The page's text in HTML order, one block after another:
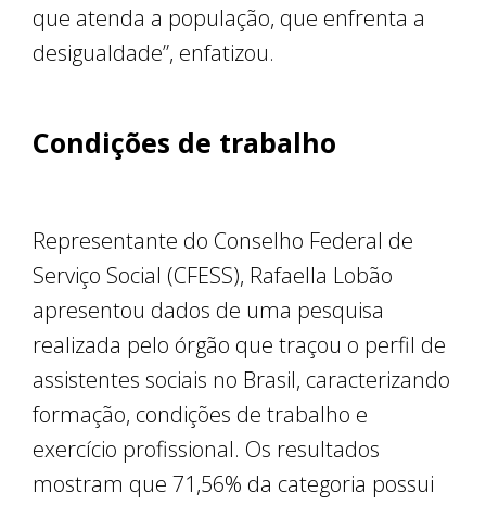
que atenda a população, que enfrenta a
desigualdade”, enfatizou.
Condições de trabalho
Representante do Conselho Federal de
Serviço Social (CFESS), Rafaella Lobão
apresentou dados de uma pesquisa
realizada pelo órgão que traçou o perfil de
assistentes sociais no Brasil, caracterizando
formação, condições de trabalho e
exercício profissional. Os resultados
mostram que 71,56% da categoria possui